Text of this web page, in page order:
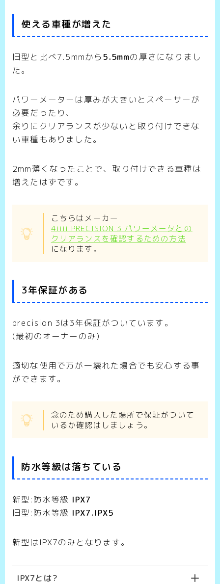
使える車種が増えた
旧型と比べ7.5mmから 5.5mmの厚さになりまし
た。
パワーメーターは厚みが大きいとスペーサーが
必要だったり、
余りにクリアランスが少ないと取り付けできな
い車種もありました。
2mm薄くなったことで、取り付けできる車種は
増えたはずです。
こちらはメーカー
4iiii PRECISION 3 パワーメータとの
クリアランスを確認するための方法
になります。
3年保証がある
precision 3は3年保証がついています。
(最初のオーナーのみ)
適切な使用で万が一壊れた場合でも安心する事
ができます。
念のため購入した場所で保証がついて
いるか確認はしましょう。
防水等級は落ちている
新型:防水等級 IPX7
旧型:防水等級 IPX7.IPX5
新型はIPX7のみとなります。
IPX7とは?